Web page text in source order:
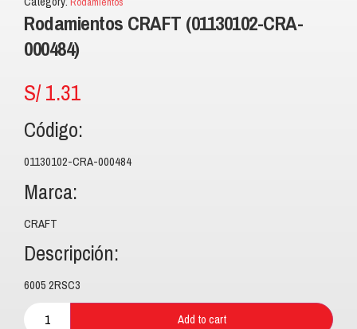
Rodamientos CRAFT (01130102-CRA-
000484)
S/1.31
Código:
01130102-CRA-000484
Marca:
CRAFT
Descripción:
6005 2RSC3
Add to cart